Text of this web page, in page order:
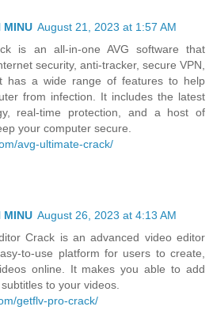
MINU August 21, 2023 at 1:57 AM
is an all-in-one AVG software that
security, anti-tracker, secure VPN,
has a wide range of features to help
from infection. It includes the latest
real-time protection, and a host of
your computer secure.
avg-ultimate-crack/
MINU August 26, 2023 at 4:13 AM
Crack is an advanced video editor
to-use platform for users to create,
online. It makes you able to add
to your videos.
getflv-pro-crack/